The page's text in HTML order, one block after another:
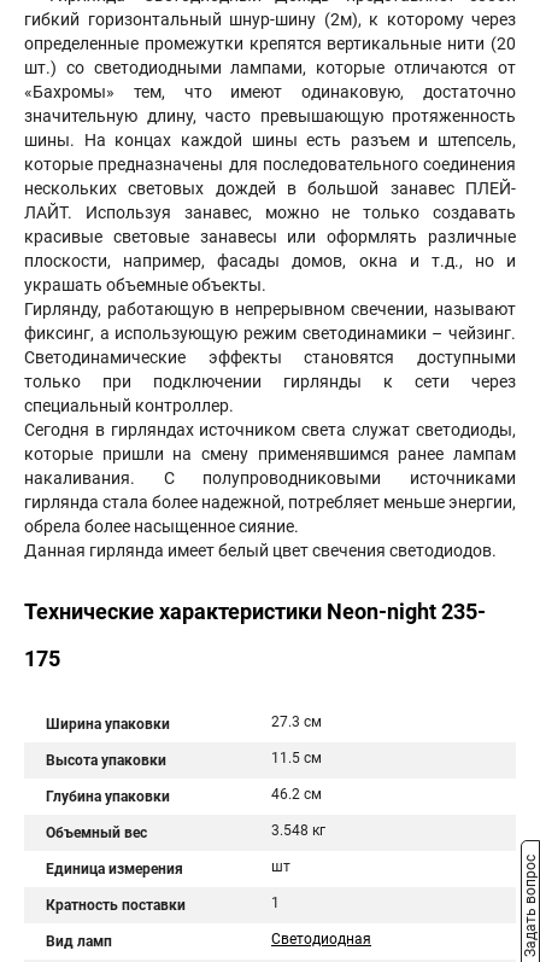
гибкий горизонтальный шнур-шину (2м), к которому через
определенные промежутки крепятся вертикальные нити (20
шт.) со светодиодными лампами, которые отличаются от
«Бахромы» тем, что имеют одинаковую, достаточно
значительную длину, часто превышающую протяженность
шины. На концах каждой шины есть разъем и штепсель,
которые предназначены для последовательного соединения
нескольких световых дождей в большой занавес ПЛЕЙ-
ЛАЙТ. Используя занавес, можно не только создавать
красивые световые занавесы или оформлять различные
плоскости, например, фасады домов, окна и т.д., но и
украшать объемные объекты.
Гирлянду, работающую в непрерывном свечении, называют
фиксинг, а использующую режим светодинамики – чейзинг.
Светодинамические эффекты становятся доступными
только при подключении гирлянды к сети через
специальный контроллер.
Сегодня в гирляндах источником света служат светодиоды,
которые пришли на смену применявшимся ранее лампам
накаливания. С полупроводниковыми источниками
гирлянда стала более надежной, потребляет меньше энергии,
обрела более насыщенное сияние.
Данная гирлянда имеет белый цвет свечения светодиодов.
Технические характеристики Neon-night 235-
175
Ширина упаковки 27.3 см
Высота упаковки 11.5 см
Глубина упаковки 46.2 см
Объемный вес 3.548 кг
Единица измерения шт
Кратность поставки 1
Вид ламп Светодиодная Задать вопрос